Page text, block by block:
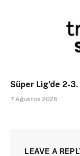
Süper Lig’de 2-
7 Ağustos 2026
LEAVE A